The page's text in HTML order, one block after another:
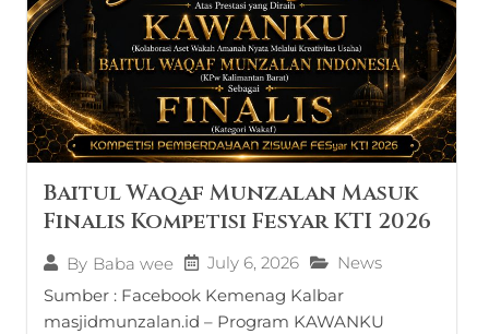
Baitul Waqaf Munzalan Masuk
Finalis Kompetisi Fesyar KTI 2026
By Baba wee July 6, 2026
News
Sumber : Facebook Kemenag Kalbar
masjidmunzalan.id – Program KAWANKU